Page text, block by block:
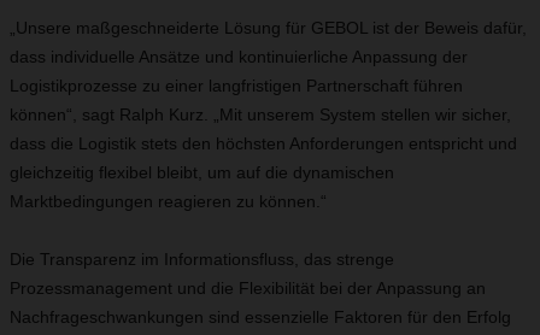
„Unsere maßgeschneiderte Lösung für GEBOL ist der Beweis dafür,
dass individuelle Ansätze und kontinuierliche Anpassung der
Logistikprozesse zu einer langfristigen Partnerschaft führen
können“, sagt Ralph Kurz. „Mit unserem System stellen wir sicher,
dass die Logistik stets den höchsten Anforderungen entspricht und
gleichzeitig flexibel bleibt, um auf die dynamischen
Marktbedingungen reagieren zu können.“
Die Transparenz im Informationsfluss, das strenge
Prozessmanagement und die Flexibilität bei der Anpassung an
Nachfrageschwankungen sind essenzielle Faktoren für den Erfolg